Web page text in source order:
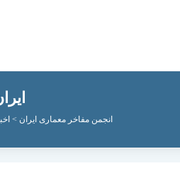
انجمن مفاخر معماری ایران >